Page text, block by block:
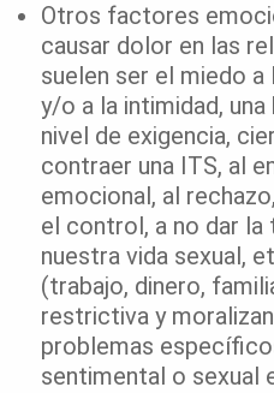
Otros factores
causar dolor en las
suelen ser el miedo
y/o a la intimidad,
nivel de exigencia,
contraer una ITS, al
emocional, al
el control, a no dar la
nuestra vida sexual,
(trabajo, dinero,
restrictiva y
problemas
sentimental o sexual